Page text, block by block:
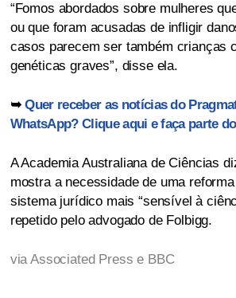
“Fomos abordados sobre mulheres
ou que foram acusadas de infligir
casos parecem ser também crianças
genéticas graves”, disse ela.
➥Quer receber as notícias do
WhatsApp? Clique aqui e faça parte
A Academia Australiana de Ciências
mostra a necessidade de uma
sistema jurídico mais “sensível à
repetido pelo advogado de Folbigg.
via Associated Press e BBC